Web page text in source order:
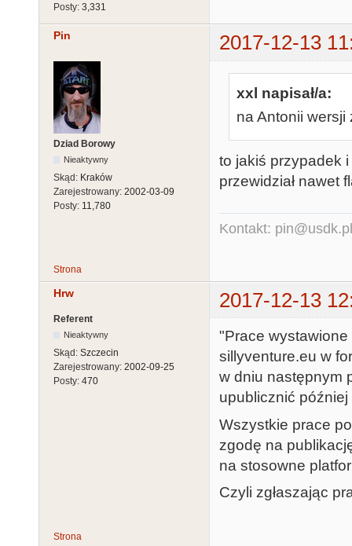
Posty: 3,331
Pin 2017-12-13
Dziad Borowy
Nieaktywny
Skąd: Kraków
Zarejestrowany: 2002-03-09
Posty: 11,780
xxl napisał/a:
na Antonii wersji
to jakiś przypadek
przewidział nawet
Kontakt: pin@usdk.pl
Strona
Hrw 2017-12-13
Referent
Nieaktywny
Skąd: Szczecin
Zarejestrowany: 2002-09-25
Posty: 470
"Prace
sillyventure.eu w
w dniu następnym
upublicznić
Wszystkie prace
zgodę na
na stosowne
Czyli zgłaszając
Strona